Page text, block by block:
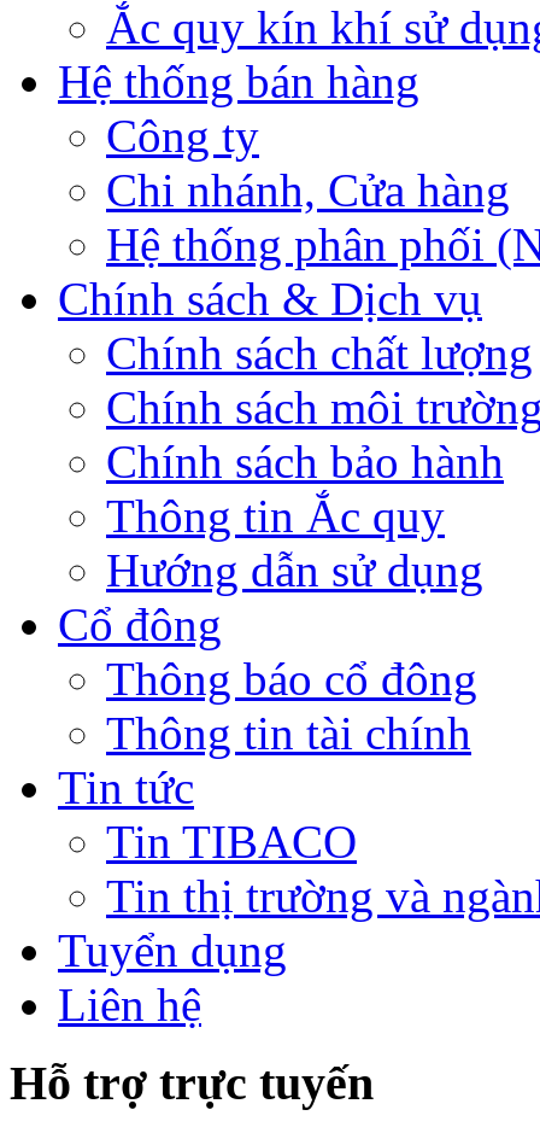
Ắc quy kín khí sử
Hệ thống bán hàng
Công ty
Chi nhánh, Cửa hàng
Hệ thống phân phối
Chính sách & Dịch vụ
Chính sách chất lượng
Chính sách môi
Chính sách bảo hành
Thông tin Ắc quy
Hướng dẫn sử dụng
Cổ đông
Thông báo cổ đông
Thông tin tài chính
Tin tức
Tin TIBACO
Tin thị trường và
Tuyển dụng
Liên hệ
Hỗ trợ trực tuyến